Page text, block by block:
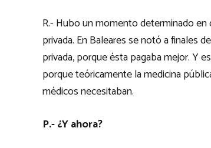
R.- Hubo un momento determinado
privada. En Baleares se notó a finales
privada, porque ésta pagaba mejor. Y
porque teóricamente la medicina
médicos necesitaban.
P.- ¿Y ahora?